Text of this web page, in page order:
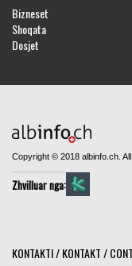
Bizneset
Shoqata
Dosjet
Copyright © 2018 albinfo.ch.
Zhvilluar nga:
KONTAKTI / KONTAKT /